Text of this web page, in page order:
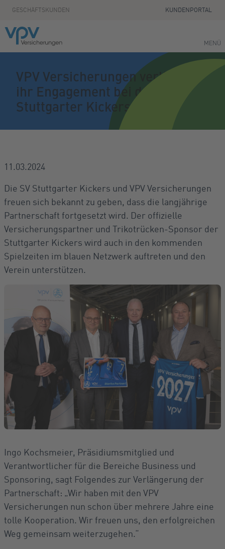
Zum Seiteninhalt springen
GESCHÄFTSKUNDEN KUNDENPORTAL
MENÜ
VPV Versicherungen verlängern
ihr Engagement bei den
Stuttgarter Kickers
11.03.2024
Die SV Stuttgarter Kickers und VPV Versicherungen
freuen sich bekannt zu geben, dass die langjährige
Partnerschaft fortgesetzt wird. Der offizielle
Versicherungspartner und Trikotrücken-Sponsor der
Stuttgarter Kickers wird auch in den kommenden
Spielzeiten im blauen Netzwerk auftreten und den
Verein unterstützen.
Ingo Kochsmeier, Präsidiumsmitglied und
Verantwortlicher für die Bereiche Business und
Sponsoring, sagt Folgendes zur Verlängerung der
Partnerschaft: „Wir haben mit den VPV
Versicherungen nun schon über mehrere Jahre eine
tolle Kooperation. Wir freuen uns, den erfolgreichen
Weg gemeinsam weiterzugehen.“